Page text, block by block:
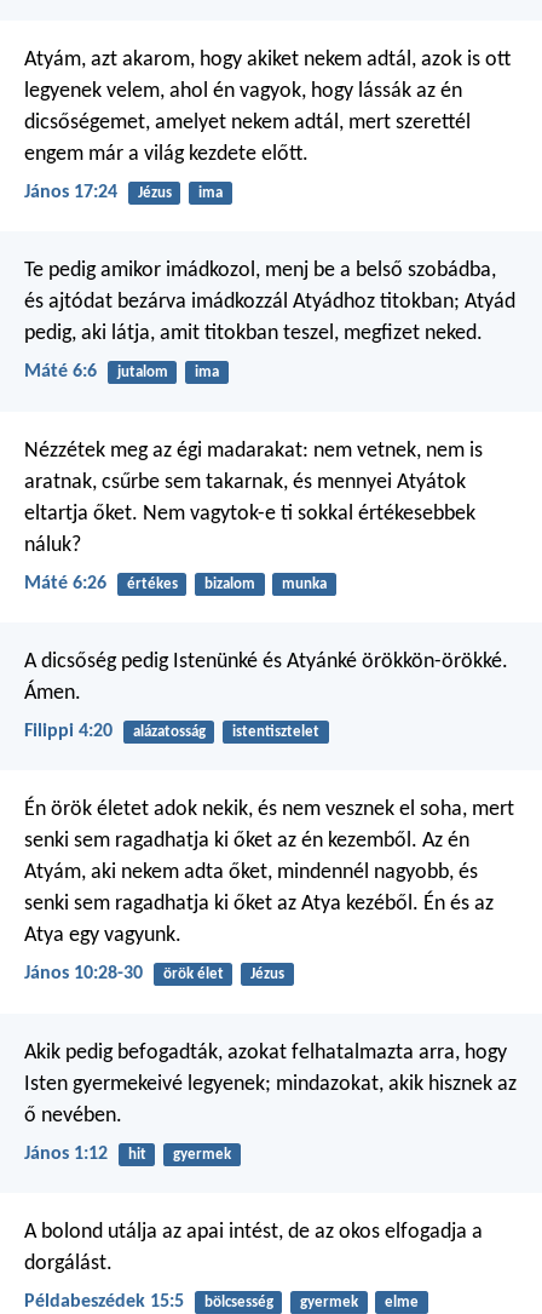
Atyám, azt akarom, hogy akiket nekem adtál, azok is ott
legyenek velem, ahol én vagyok, hogy lássák az én
dicsőségemet, amelyet nekem adtál, mert szerettél
engem már a világ kezdete előtt.
János 17:24 Jézus ima
Te pedig amikor imádkozol, menj be a belső szobádba,
és ajtódat bezárva imádkozzál Atyádhoz titokban; Atyád
pedig, aki látja, amit titokban teszel, megfizet neked.
Máté 6:6 jutalom ima
Nézzétek meg az égi madarakat: nem vetnek, nem is
aratnak, csűrbe sem takarnak, és mennyei Atyátok
eltartja őket. Nem vagytok-e ti sokkal értékesebbek
náluk?
Máté 6:26 értékes bizalom munka
A dicsőség pedig Istenünké és Atyánké örökkön-örökké.
Ámen.
Filippi 4:20 alázatosság istentisztelet
Én örök életet adok nekik, és nem vesznek el soha, mert
senki sem ragadhatja ki őket az én kezemből. Az én
Atyám, aki nekem adta őket, mindennél nagyobb, és
senki sem ragadhatja ki őket az Atya kezéből. Én és az
Atya egy vagyunk.
János 10:28-30 örök élet Jézus
Akik pedig befogadták, azokat felhatalmazta arra, hogy
Isten gyermekeivé legyenek; mindazokat, akik hisznek az
ő nevében.
János 1:12 hit gyermek
A bolond utálja az apai intést, de az okos elfogadja a
dorgálást.
Példabeszédek 15:5 bölcsesség gyermek elme